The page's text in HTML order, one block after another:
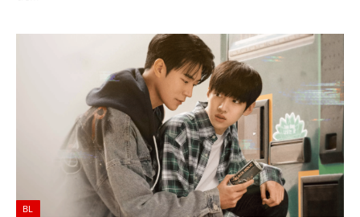
BL